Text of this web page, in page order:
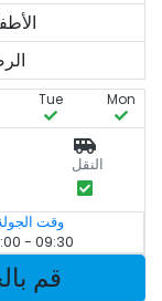
Mon
Tue
النقل
وقت
09:30 - 16:00
قم